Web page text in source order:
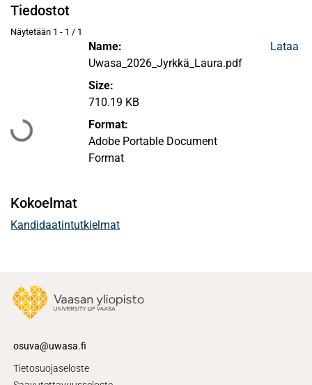
Tiedostot
Näytetään 1 - 1 / 1
Ladataan...
Name:
Uwasa_2026_Jyrkkä_Laura.pdf
Size:
710.19 KB
Format:
Adobe Portable Document
Format
Lataa
Kokoelmat
Kandidaatintutkielmat
osuva@uwasa.fi
Tietosuojaseloste